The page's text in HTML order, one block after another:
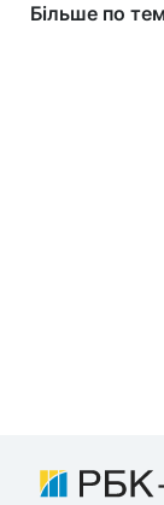
Більше по